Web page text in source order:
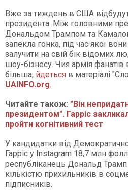
Вже за тиждень в США
президента. Між головними
Дональдом Трампом та
запекла гонка, під час якої
залучити на свій бік відомих
шоу-бізнесу. Чия армія фанатів
більша, йдеться в матеріалі
UAINFO.org.
Читайте також: "Він
президентом". Гарріс
пройти когнітивний тест
У кандидатки від
Гарріс у Instagram 18,7 млн
республіканець Дональд
кількістю прихильників в
підписників.